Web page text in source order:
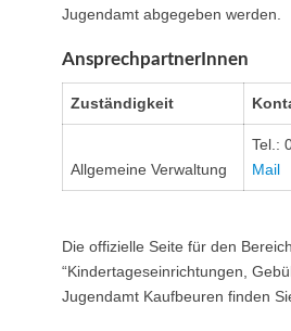
Jugendamt abgegeben werden.
AnsprechpartnerInnen
Zuständigkeit
Allgemeine Verwaltung
Tel.:
Mail
Die offizielle Seite für den Bereich
“Kindertageseinrichtungen,
Jugendamt Kaufbeuren finden